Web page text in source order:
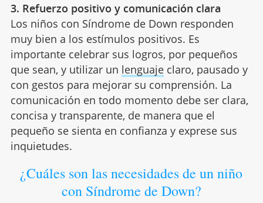
3. Refuerzo positivo y comunicación clara
Los niños con Síndrome de Down responden
muy bien a los estímulos positivos. Es
importante celebrar sus logros, por pequeños
que sean, y utilizar un lenguajeclaro, pausado y
con gestos para mejorar su comprensión. La
comunicación en todo momento debe ser clara,
concisa y transparente, de manera que el
pequeño se sienta en confianza y exprese sus
inquietudes.
¿Cuáles son las necesidades de un niño
con Síndrome de Down?